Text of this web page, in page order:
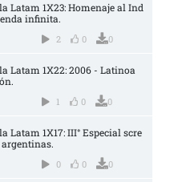
Latam 1X23: Homenaje al Ind
infinita.
2 0 0
Latam 1X22: 2006 - Latinoa
1 0 0
Latam 1X17: III° Especial scre
0 0 0